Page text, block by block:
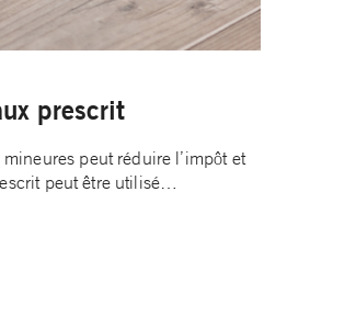
prescrit
peut réduire l’impôt et
peut être utilisé…